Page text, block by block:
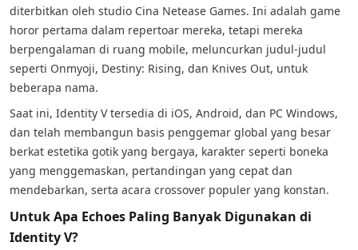
diterbitkan oleh studio Cina Netease Games. Ini adalah game
horor pertama dalam repertoar mereka, tetapi mereka
berpengalaman di ruang mobile, meluncurkan judul-judul
seperti Onmyoji, Destiny: Rising, dan Knives Out, untuk
beberapa nama.
Saat ini, Identity V tersedia di iOS, Android, dan PC Windows,
dan telah membangun basis penggemar global yang besar
berkat estetika gotik yang bergaya, karakter seperti boneka
yang menggemaskan, pertandingan yang cepat dan
mendebarkan, serta acara crossover populer yang konstan.
Untuk Apa Echoes Paling Banyak Digunakan di
Identity V?